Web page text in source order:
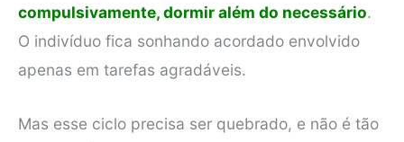
compulsivamente, dormir além do necessário.
O indivíduo fica sonhando acordado envolvido
apenas em tarefas agradáveis.
Mas esse ciclo precisa ser quebrado, e não é tão